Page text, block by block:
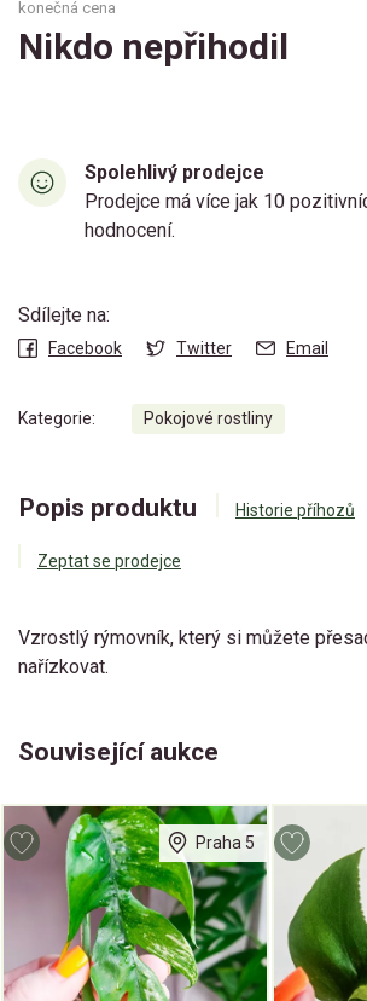
konečná cena
Nikdo nepřihodil
Spolehlivý prodejce
Prodejce má více jak 10
hodnocení.
Sdílejte na:
Facebook Twitter Email
Kategorie: Pokojové rostliny
Popis produktu Historie příhozů
Zeptat se prodejce
Vzrostlý rýmovník, který si můžete
nařízkovat.
Související aukce
Praha 5